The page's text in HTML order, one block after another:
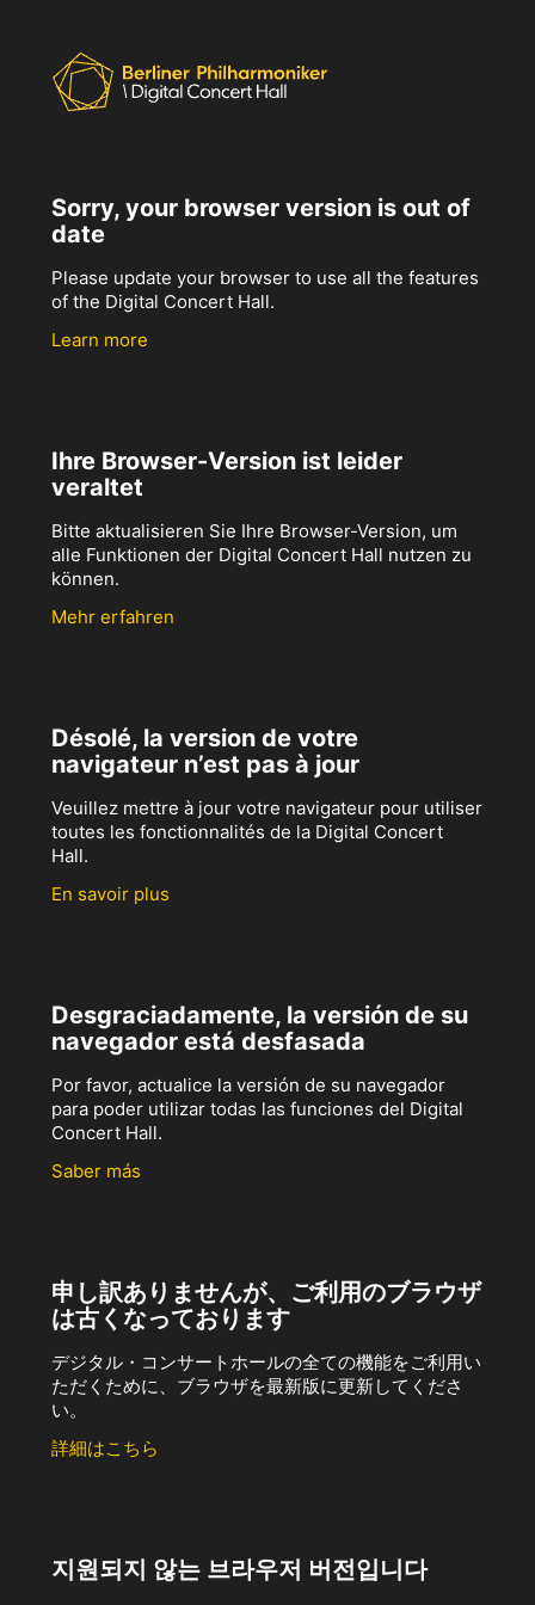
Sorry, your browser version is out of
date
Please update your browser to use all the features
of the Digital Concert Hall.
Learn more
Ihre Browser-Version ist leider
veraltet
Bitte aktualisieren Sie Ihre Browser-Version, um
alle Funktionen der Digital Concert Hall nutzen zu
können.
Mehr erfahren
Désolé, la version de votre
navigateur n’est pas à jour
Veuillez mettre à jour votre navigateur pour utiliser
toutes les fonctionnalités de la Digital Concert
Hall.
En savoir plus
Desgraciadamente, la versión de su
navegador está desfasada
Por favor, actualice la versión de su navegador
para poder utilizar todas las funciones del Digital
Concert Hall.
Saber más
申し訳ありませんが、ご利用のブラウザ
は古くなっております
デジタル・コンサートホールの全ての機能をご利用い
ただくために、ブラウザを最新版に更新してくださ
い。
詳細はこちら
지원되지 않는 브라우저 버전입니다